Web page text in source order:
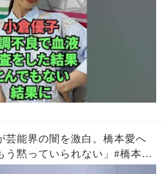
芸能界の闇を激白。橋本愛へ
う黙っていられない」#橋本愛